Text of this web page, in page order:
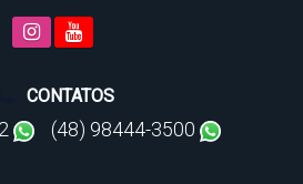
CONTATOS
(48) 98444-3500